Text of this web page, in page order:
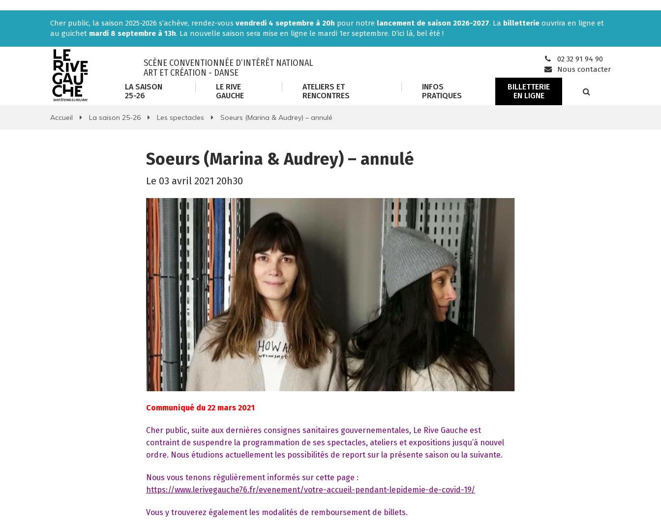
Cher public, la saison 2025-2026 s’achève, rendez-vous vendredi 4 septembre à 20h pour notre lancement de saison 2026-2027. La billetterie ouvrira en ligne et
au guichet mardi 8 septembre à 13h. La nouvelle saison sera mise en ligne le mardi 1er septembre. D’ici là, bel été !
SCÈNE CONVENTIONNÉE D’INTÉRÊT NATIONAL
ART ET CRÉATION - DANSE
02 32 91 94 90
Nous contacter
LA SAISON
25-26
LE RIVE
GAUCHE
ATELIERS ET
RENCONTRES
INFOS
PRATIQUES
BILLETTERIE
EN LIGNE
RECHERCHE
Accueil La saison 25-26 Les spectacles Soeurs (Marina & Audrey) – annulé
Soeurs (Marina & Audrey) – annulé
Le 03 avril 2021 20h30
Communiqué du 22 mars 2021
Cher public, suite aux dernières consignes sanitaires gouvernementales, Le Rive Gauche est
contraint de suspendre la programmation de ses spectacles, ateliers et expositions jusqu’à nouvel
ordre. Nous étudions actuellement les possibilités de report sur la présente saison ou la suivante.
Nous vous tenons régulièrement informés sur cette page :
https://www.lerivegauche76.fr/evenement/votre-accueil-pendant-lepidemie-de-covid-19/
Vous y trouverez également les modalités de remboursement de billets.